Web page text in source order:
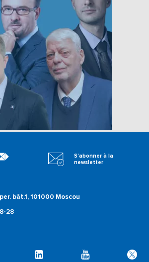
bât.1, 101000 Moscou
28
S'abonner à la
newsletter